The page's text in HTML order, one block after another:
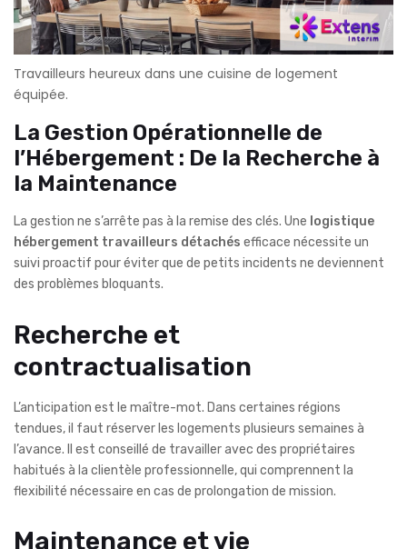
Travailleurs heureux dans une cuisine de logement
équipée.
La Gestion Opérationnelle de
l’Hébergement : De la Recherche à
la Maintenance
La gestion ne s’arrête pas à la remise des clés. Une logistique
hébergement travailleurs détachés efficace nécessite un
suivi proactif pour éviter que de petits incidents ne deviennent
des problèmes bloquants.
Recherche et
contractualisation
L’anticipation est le maître-mot. Dans certaines régions
tendues, il faut réserver les logements plusieurs semaines à
l’avance. Il est conseillé de travailler avec des propriétaires
habitués à la clientèle professionnelle, qui comprennent la
flexibilité nécessaire en cas de prolongation de mission.
Maintenance et vie